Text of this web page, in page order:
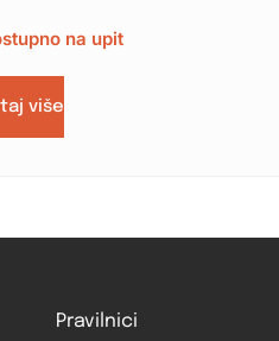
na upit
više
Pravilnici